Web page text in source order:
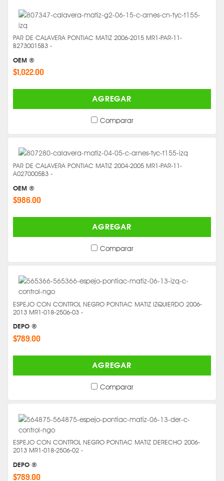
PAR DE CALAVERA PONTIAC MATIZ 2006-2015 MR1-PAR-11-
B2730015B3 -
OEM ®
$1,022.00
AGREGAR
Comparar
PAR DE CALAVERA PONTIAC MATIZ 2004-2005 MR1-PAR-11-
A0270005B3 -
OEM ®
$986.00
AGREGAR
Comparar
ESPEJO CON CONTROL NEGRO PONTIAC MATIZ IZQUIERDO 2006-
2013 MR1-018-2506-03 -
DEPO ®
$789.00
AGREGAR
Comparar
ESPEJO CON CONTROL NEGRO PONTIAC MATIZ DERECHO 2006-
2013 MR1-018-2506-02 -
DEPO ®
$789.00